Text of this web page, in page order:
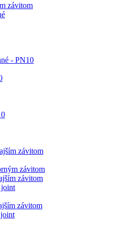
závitom
- PN10
závitom
závitom
závitom
joint
závitom